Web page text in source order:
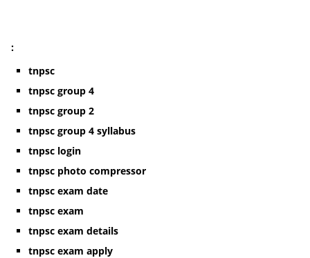
:
tnpsc
tnpsc group 4
tnpsc group 2
tnpsc group 4 syllabus
tnpsc login
tnpsc photo compressor
tnpsc exam date
tnpsc exam
tnpsc exam details
tnpsc exam apply